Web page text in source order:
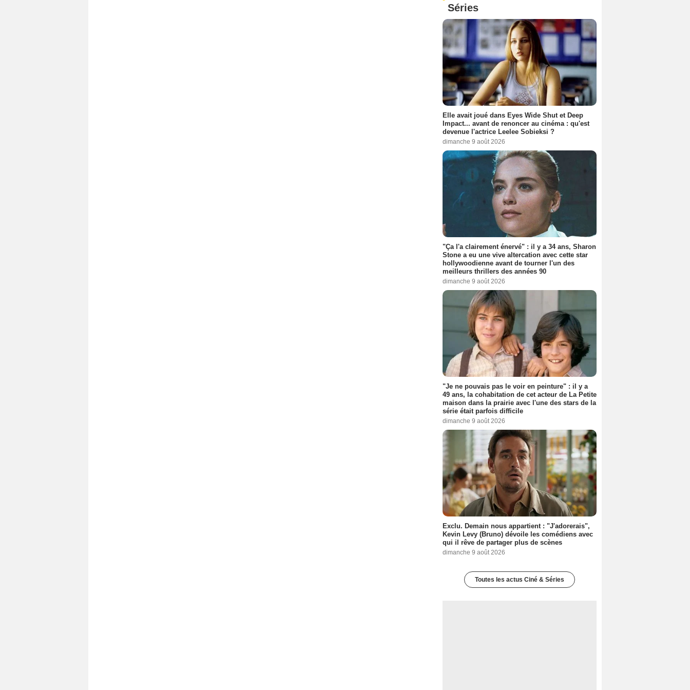
Séries
Elle avait joué dans Eyes Wide Shut et Deep
Impact... avant de renoncer au cinéma : qu'est
devenue l'actrice Leelee Sobieksi ?
dimanche 9 août 2026
"Ça l'a clairement énervé" : il y a 34 ans, Sharon
Stone a eu une vive altercation avec cette star
hollywoodienne avant de tourner l'un des
meilleurs thrillers des années 90
dimanche 9 août 2026
"Je ne pouvais pas le voir en peinture" : il y a
49 ans, la cohabitation de cet acteur de La Petite
maison dans la prairie avec l'une des stars de la
série était parfois difficile
dimanche 9 août 2026
Exclu. Demain nous appartient : "J'adorerais",
Kevin Levy (Bruno) dévoile les comédiens avec
qui il rêve de partager plus de scènes
dimanche 9 août 2026
Toutes les actus Ciné & Séries